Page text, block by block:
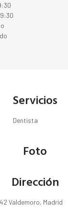
Servicios
Dentista
Foto
Dirección
Valdemoro, Madrid